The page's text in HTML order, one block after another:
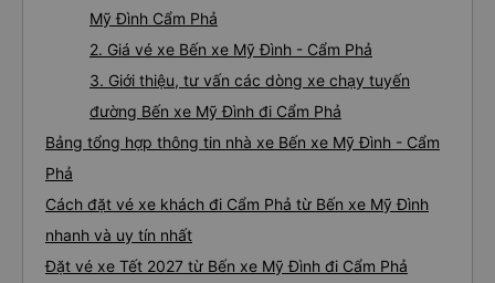
Mỹ Đình Cẩm Phả
2. Giá vé xe Bến xe Mỹ Đình - Cẩm Phả
3. Giới thiệu, tư vấn các dòng xe chạy tuyến
đường Bến xe Mỹ Đình đi Cẩm Phả
Bảng tổng hợp thông tin nhà xe Bến xe Mỹ Đình - Cẩm
Phả
Cách đặt vé xe khách đi Cẩm Phả từ Bến xe Mỹ Đình
nhanh và uy tín nhất
Đặt vé xe Tết 2027 từ Bến xe Mỹ Đình đi Cẩm Phả